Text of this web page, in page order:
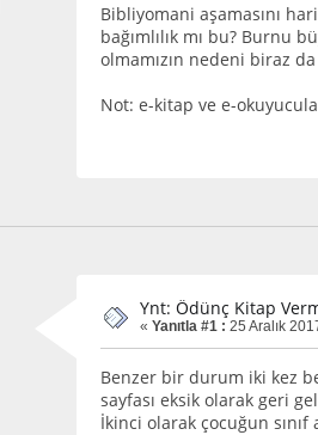
Bibliyomani aşamasını
bağımlılık mı bu? Burnu
olmamızın nedeni biraz
Not: e-kitap ve e-
Ynt: Ödünç Kitap
« Yanıtla #1 : 25 Aralık
Benzer bir durum iki kez
sayfası eksik olarak geri
İkinci olarak çocuğun